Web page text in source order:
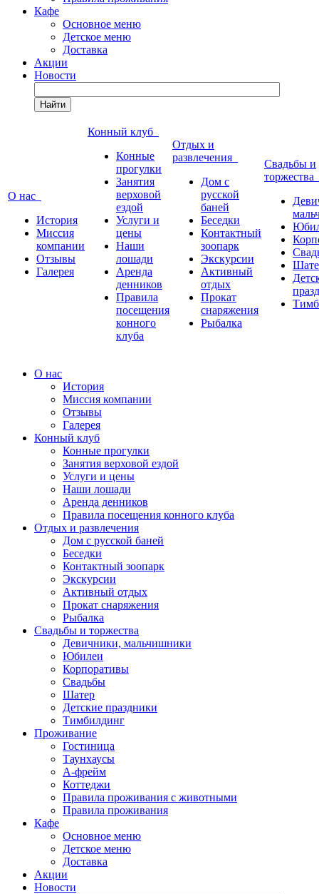
Кафе
Основное меню
Детское меню
Доставка
Акции
Новости
Найти
О нас
История
Миссия
компании
Отзывы
Галерея
Конный клуб
Конные
прогулки
Занятия
верховой
ездой
Услуги и
цены
Наши
лошади
Аренда
денников
Правила
посещения
конного
клуба
Отдых и
развлечения
Дом с
русской
баней
Беседки
Контактный
зоопарк
Экскурсии
Активный
отдых
Прокат
снаряжения
Рыбалка
Свадьбы и
торжества
О нас
История
Миссия компании
Отзывы
Галерея
Конный клуб
Конные прогулки
Занятия верховой ездой
Услуги и цены
Наши лошади
Аренда денников
Правила посещения конного клуба
Отдых и развлечения
Дом с русской баней
Беседки
Контактный зоопарк
Экскурсии
Активный отдых
Прокат снаряжения
Рыбалка
Свадьбы и торжества
Девичники, мальчишники
Юбилеи
Корпоративы
Свадьбы
Шатер
Детские праздники
Тимбилдинг
Проживание
Гостиница
Таунхаусы
А-фрейм
Коттеджи
Правила проживания с животными
Правила проживания
Кафе
Основное меню
Детское меню
Доставка
Акции
Новости